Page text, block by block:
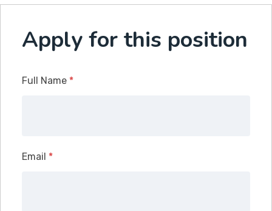
Apply for this position
Full Name *
Email *